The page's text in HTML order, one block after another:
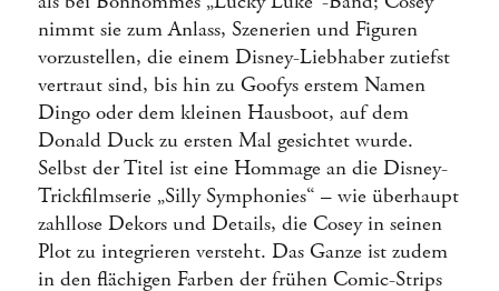
nimmt sie zum Anlass, Szenerien und Figuren
vorzustellen, die einem Disney-Liebhaber zutiefst
vertraut sind, bis hin zu Goofys erstem Namen
Dingo oder dem kleinen Hausboot, auf dem
Donald Duck zu ersten Mal gesichtet wurde.
Selbst der Titel ist eine Hommage an die Disney-
Trickfilmserie „Silly Symphonies“ – wie überhaupt
zahllose Dekors und Details, die Cosey in seinen
Plot zu integrieren versteht. Das Ganze ist zudem
in den flächigen Farben der frühen Comic-Strips